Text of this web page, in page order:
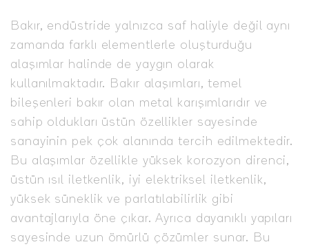
Bakır, endüstride yalnızca saf haliyle değil aynı
zamanda farklı elementlerle oluşturduğu
alaşımlar halinde de yaygın olarak
kullanılmaktadır. Bakır alaşımları, temel
bileşenleri bakır olan metal karışımlarıdır ve
sahip oldukları üstün özellikler sayesinde
sanayinin pek çok alanında tercih edilmektedir.
Bu alaşımlar özellikle yüksek korozyon direnci,
üstün ısıl iletkenlik, iyi elektriksel iletkenlik,
yüksek süneklik ve parlatılabilirlik gibi
avantajlarıyla öne çıkar. Ayrıca dayanıklı yapıları
sayesinde uzun ömürlü çözümler sunar. Bu